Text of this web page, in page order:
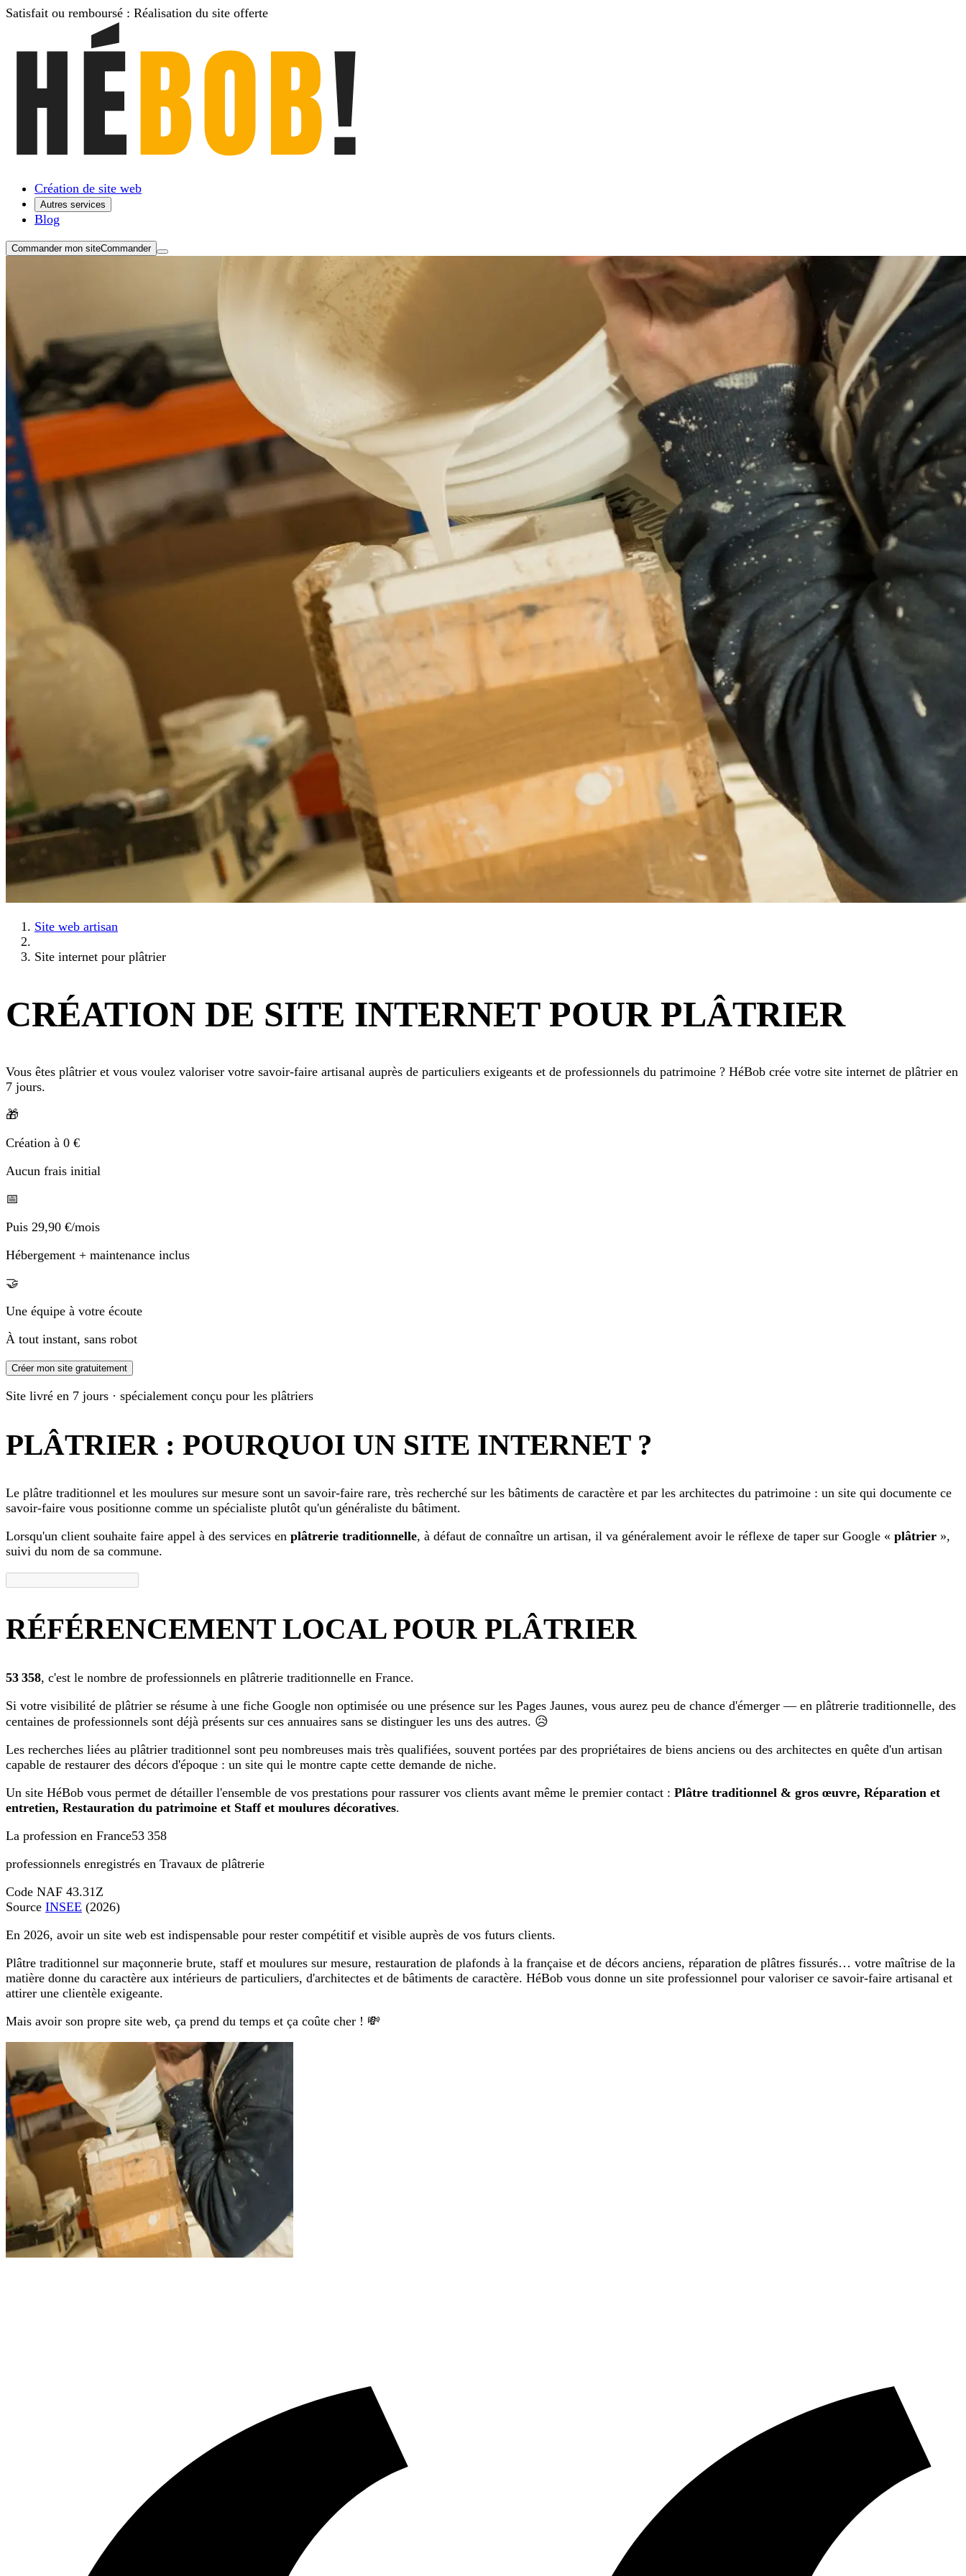
Satisfait ou remboursé : Réalisation du site offerte
Création de site web
Autres services
Blog
Commander mon siteCommander
Site web artisan
Site internet pour plâtrier
CRÉATION DE SITE INTERNET POUR PLÂTRIER
Vous êtes plâtrier et vous voulez valoriser votre savoir-faire artisanal auprès de particuliers exigeants et de professionnels du patrimoine ? HéBob crée votre site internet de plâtrier en
7 jours.
🎁
Création à 0 €
Aucun frais initial
📅
Puis 29,90 €/mois
Hébergement + maintenance inclus
🤝
Une équipe à votre écoute
À tout instant, sans robot
Créer mon site gratuitement
Site livré en 7 jours · spécialement conçu pour les plâtriers
PLÂTRIER : POURQUOI UN SITE INTERNET ?
Le plâtre traditionnel et les moulures sur mesure sont un savoir-faire rare, très recherché sur les bâtiments de caractère et par les architectes du patrimoine : un site qui documente ce
savoir-faire vous positionne comme un spécialiste plutôt qu'un généraliste du bâtiment.
Lorsqu'un client souhaite faire appel à des services en plâtrerie traditionnelle, à défaut de connaître un artisan, il va généralement avoir le réflexe de taper sur Google « plâtrier »,
suivi du nom de sa commune.
RÉFÉRENCEMENT LOCAL POUR PLÂTRIER
53 358, c'est le nombre de professionnels en plâtrerie traditionnelle en France.
Si votre visibilité de plâtrier se résume à une fiche Google non optimisée ou une présence sur les Pages Jaunes, vous aurez peu de chance d'émerger — en plâtrerie traditionnelle, des
centaines de professionnels sont déjà présents sur ces annuaires sans se distinguer les uns des autres. 😥
Les recherches liées au plâtrier traditionnel sont peu nombreuses mais très qualifiées, souvent portées par des propriétaires de biens anciens ou des architectes en quête d'un artisan
capable de restaurer des décors d'époque : un site qui le montre capte cette demande de niche.
Un site HéBob vous permet de détailler l'ensemble de vos prestations pour rassurer vos clients avant même le premier contact : Plâtre traditionnel & gros œuvre, Réparation et
entretien, Restauration du patrimoine et Staff et moulures décoratives.
La profession en France53 358
professionnels enregistrés en Travaux de plâtrerie
Code NAF 43.31Z
Source INSEE (2026)
En 2026, avoir un site web est indispensable pour rester compétitif et visible auprès de vos futurs clients.
Plâtre traditionnel sur maçonnerie brute, staff et moulures sur mesure, restauration de plafonds à la française et de décors anciens, réparation de plâtres fissurés… votre maîtrise de la
matière donne du caractère aux intérieurs de particuliers, d'architectes et de bâtiments de caractère. HéBob vous donne un site professionnel pour valoriser ce savoir-faire artisanal et
attirer une clientèle exigeante.
Mais avoir son propre site web, ça prend du temps et ça coûte cher ! 💸